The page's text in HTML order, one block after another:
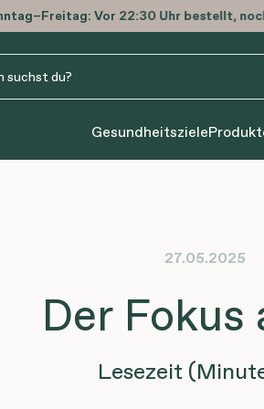
Vor 22:30 Uhr bestellt,
Gesundheitsziele
27.05.2025
Der Fokus
Lesezeit